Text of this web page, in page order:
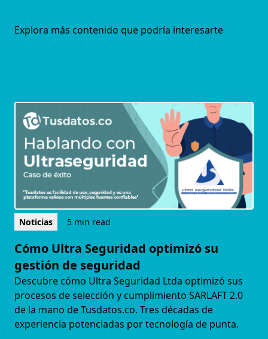
Explora más contenido que podría interesarte
Noticias 5 min read
Cómo Ultra Seguridad optimizó su
gestión de seguridad
Descubre cómo Ultra Seguridad Ltda optimizó sus
procesos de selección y cumplimiento SARLAFT 2.0
de la mano de Tusdatos.co. Tres décadas de
experiencia potenciadas por tecnología de punta.